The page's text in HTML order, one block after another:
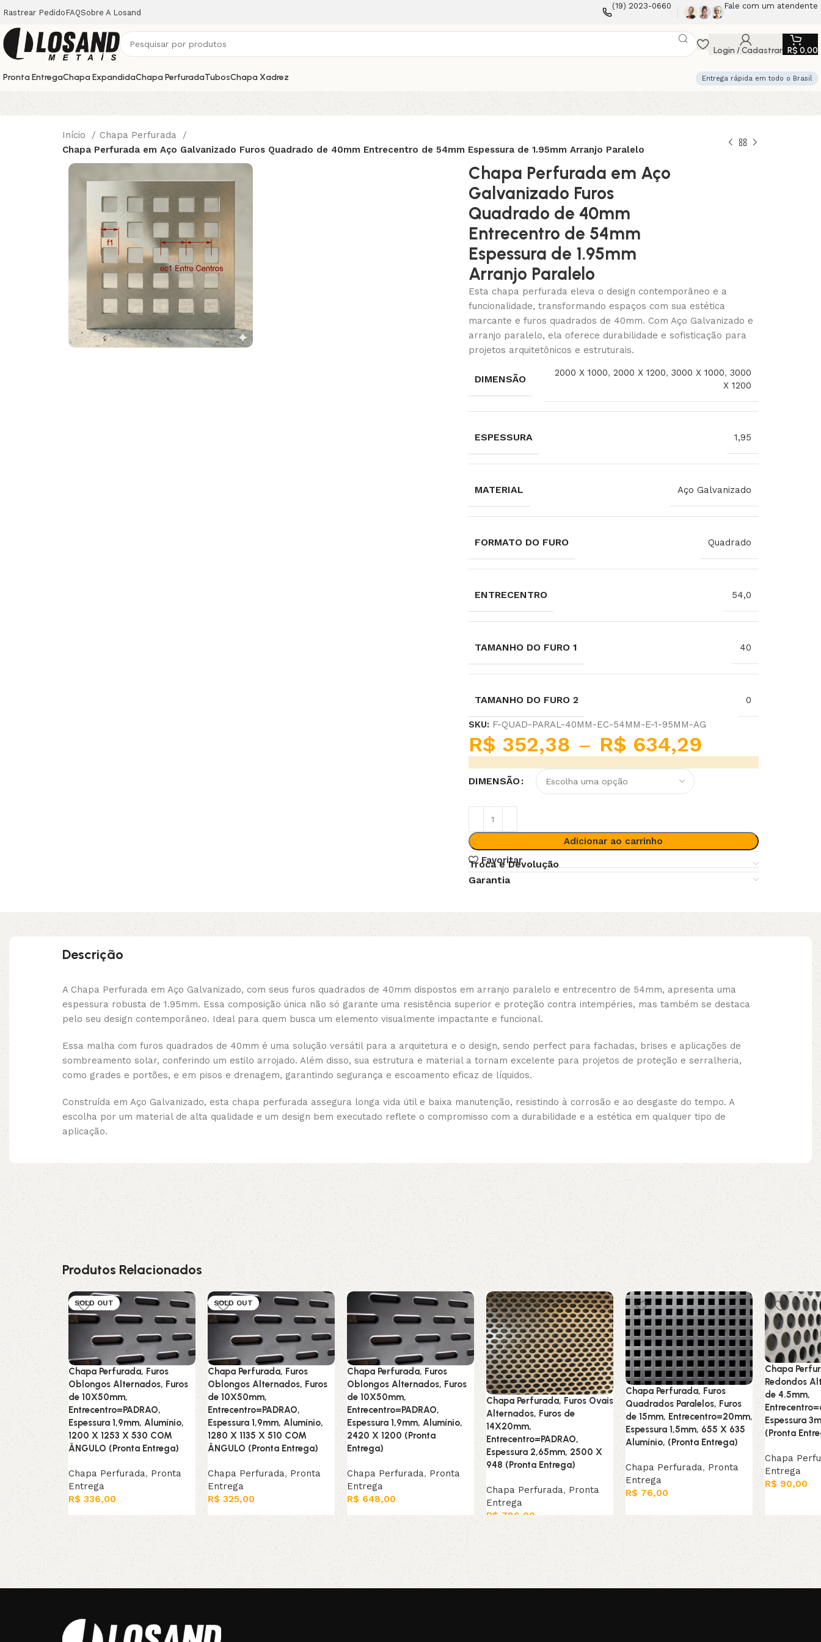
Rastrear Pedido FAQSobre A Losand
(19) 2023-0660 Fale com um atendente
Login / Cadastrar R$ 0,00
Pronta EntregaChapa ExpandidaChapa PerfuradaTubosChapa Xadrez Entrega rápida em todo o Brasil
Início
Chapa Perfurada
Chapa Perfurada em Aço Galvanizado Furos Quadrado de 40mm Entrecentro de 54mm Espessura de 1.95mm Arranjo Paralelo
Chapa Perfurada em Aço
Galvanizado Furos
Quadrado de 40mm
Entrecentro de 54mm
Espessura de 1.95mm
Arranjo Paralelo
Esta chapa perfurada eleva o design contemporâneo e a
funcionalidade, transformando espaços com sua estética
marcante e furos quadrados de 40mm. Com Aço Galvanizado e
arranjo paralelo, ela oferece durabilidade e sofisticação para
projetos arquitetônicos e estruturais.
DIMENSÃO
2000 X 1000, 2000 X 1200, 3000 X 1000, 3000
X 1200
ESPESSURA 1,95
MATERIAL Aço Galvanizado
FORMATO DO FURO Quadrado
ENTRECENTRO 54,0
TAMANHO DO FURO 1 40
TAMANHO DO FURO 2 0
SKU: F-QUAD-PARAL-40MM-EC-54MM-E-1-95MM-AG
R$ 352,38 – R$ 634,29
DIMENSÃO
Adicionar ao carrinho
Favoritar
Troca e Devolução
Garantia
Descrição
A Chapa Perfurada em Aço Galvanizado, com seus furos quadrados de 40mm dispostos em arranjo paralelo e entrecentro de 54mm, apresenta uma
espessura robusta de 1.95mm. Essa composição única não só garante uma resistência superior e proteção contra intempéries, mas também se destaca
pelo seu design contemporâneo. Ideal para quem busca um elemento visualmente impactante e funcional.
Essa malha com furos quadrados de 40mm é uma solução versátil para a arquitetura e o design, sendo perfect para fachadas, brises e aplicações de
sombreamento solar, conferindo um estilo arrojado. Além disso, sua estrutura e material a tornam excelente para projetos de proteção e serralheria,
como grades e portões, e em pisos e drenagem, garantindo segurança e escoamento eficaz de líquidos.
Construída em Aço Galvanizado, esta chapa perfurada assegura longa vida útil e baixa manutenção, resistindo à corrosão e ao desgaste do tempo. A
escolha por um material de alta qualidade e um design bem executado reflete o compromisso com a durabilidade e a estética em qualquer tipo de
aplicação.
Produtos Relacionados
SOLD OUT
Chapa Perfurada, Furos
Oblongos Alternados, Furos
de 10X50mm,
Entrecentro=PADRAO,
Espessura 1,9mm, Alumínio,
1200 X 1253 X 530 COM
ÂNGULO (Pronta Entrega)
Chapa Perfurada, Pronta
Entrega
R$ 336,00
Leia mais
SOLD OUT
Chapa Perfurada, Furos
Oblongos Alternados, Furos
de 10X50mm,
Entrecentro=PADRAO,
Espessura 1,9mm, Alumínio,
1280 X 1135 X 510 COM
ÂNGULO (Pronta Entrega)
Chapa Perfurada, Pronta
Entrega
R$ 325,00
Leia mais
Chapa Perfurada, Furos
Oblongos Alternados, Furos
de 10X50mm,
Entrecentro=PADRAO,
Espessura 1,9mm, Alumínio,
2420 X 1200 (Pronta
Entrega)
Chapa Perfurada, Pronta
Entrega
R$ 648,00
Adicionar ao carrinho
Chapa Perfurada, Furos Ovais
Alternados, Furos de
14X20mm,
Entrecentro=PADRAO,
Espessura 2,65mm, 2500 X
948 (Pronta Entrega)
Chapa Perfurada, Pronta
Entrega
R$ 786,00
Adicionar ao carrinho
Chapa Perfurada, Furos
Quadrados Paralelos, Furos
de 15mm, Entrecentro=20mm,
Espessura 1,5mm, 655 X 635
Alumínio, (Pronta Entrega)
Chapa Perfurada, Pronta
Entrega
R$ 76,00
Chapa
Redondos
de 4.5mm,
Espessura
(Pronta
Chapa
Entrega
R$ 90,00